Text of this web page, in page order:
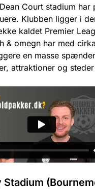
Court stadium har
Klubben ligger i
kaldet Premier
& omegn har med
en masse
attraktioner og
Stadium